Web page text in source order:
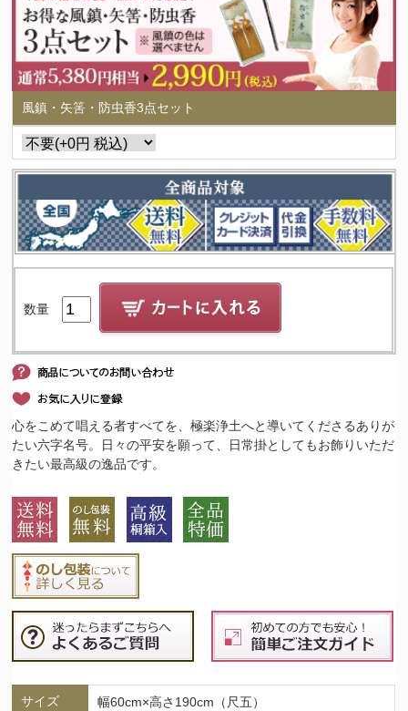
風鎮・矢筈・防虫香3点セット
数量
心をこめて唱える者すべてを、極楽浄土へと導いてくださるありが
たい六字名号。日々の平安を願って、日常掛としてもお飾りいただ
きたい最高級の逸品です。
サイズ 幅60cm×高さ190cm（尺五）